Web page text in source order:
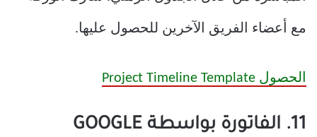
مع أعضاء الفريق الآخرين للحصول عليها.
الحصول Project Timeline Template
11. الفاتورة بواسطة GOOGLE